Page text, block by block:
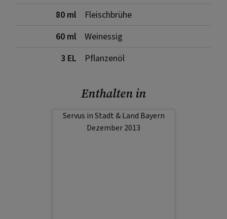
80 ml
Fleischbrühe
60 ml
Weinessig
3 EL
Pflanzenöl
Enthalten in
Servus in Stadt & Land Bayern
Dezember 2013